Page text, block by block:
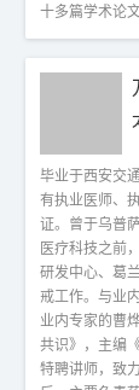
十多篇学术论
毕业于西安交
有执业医师、
证。曾于乌普
医疗科技之前
研发中心、葛
戒工作。与业
业内专家的曹
共识》，主编
特聘讲师，致